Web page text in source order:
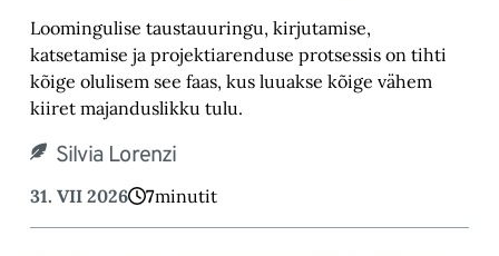
Loomingulise taustauuringu, kirjutamise,
katsetamise ja projektiarenduse protsessis on tihti
kõige olulisem see faas, kus luuakse kõige vähem
kiiret majanduslikku tulu.
Silvia Lorenzi
31. VII 2026 7minutit